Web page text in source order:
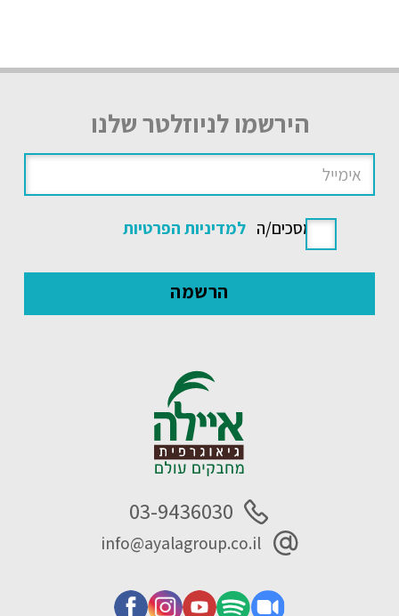
הירשמו לניוזלטר שלנו
אני מסכים/ה למדיניות הפרטיות
03-9436030
info@ayalagroup.co.il